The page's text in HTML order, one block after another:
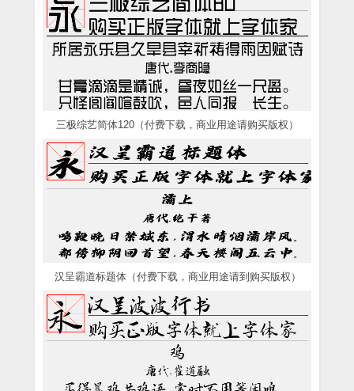
三极综艺简体120（付费下载，商业用途请购买版权）
汉呈霸道标题体（付费下载，商业用途请到购买版权）